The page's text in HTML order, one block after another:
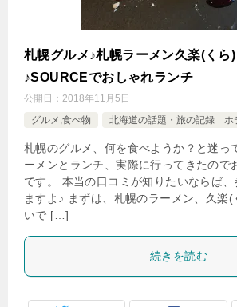
札幌グルメ♪札幌ラーメン久楽(くら
♪SOURCEでおしゃれランチ
公開日： 2018年11月5日
グルメ,食べ物
北海道の話題・旅の記録 ホ
札幌のグルメ、何を食べようか？と迷っ
ーメンとランチ、実際に行ってきたので
です。 本当の口コミが知りたいならば
ますよ♪ まずは、札幌のラーメン、久楽(
いで […]
続きを読む